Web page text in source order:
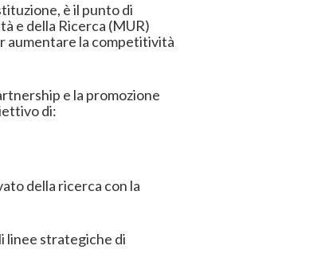
è il punto di
e della Ricerca (MUR)
aumentare la competitività
e la promozione
di:
della ricerca con la
linee strategiche di